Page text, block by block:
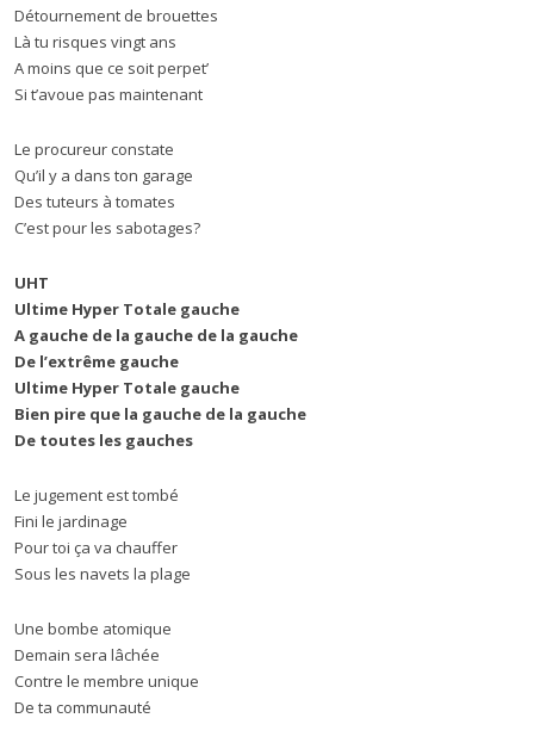
Détournement de brouettes
Là tu risques vingt ans
A moins que ce soit perpet’
Si t’avoue pas maintenant
Le procureur constate
Qu’il y a dans ton garage
Des tuteurs à tomates
C’est pour les sabotages?
UHT
Ultime Hyper Totale gauche
A gauche de la gauche de la gauche
De l’extrême gauche
Ultime Hyper Totale gauche
Bien pire que la gauche de la gauche
De toutes les gauches
Le jugement est tombé
Fini le jardinage
Pour toi ça va chauffer
Sous les navets la plage
Une bombe atomique
Demain sera lâchée
Contre le membre unique
De ta communauté